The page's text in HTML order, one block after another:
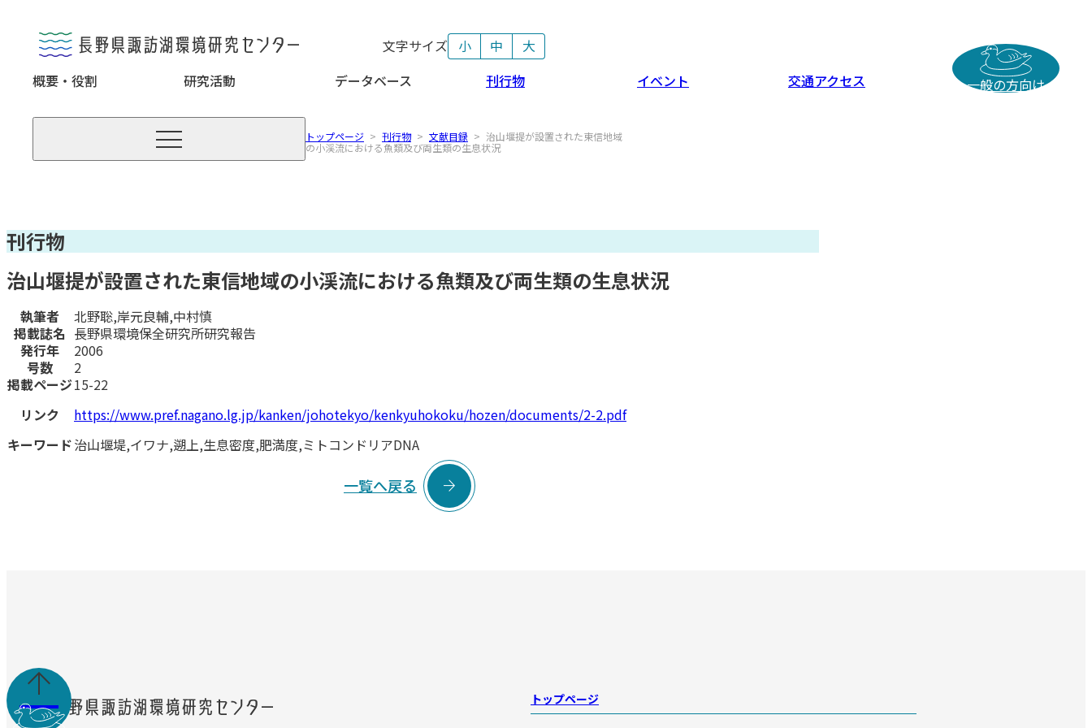
文字サイズ 小 中
大
概要・役割
研究活動 データベース 刊行物 イベント 交通アクセス 一般の方向け
 トップページ > 刊行物 > 文献目録 > 治山堰提が設置された東信地域
の小渓流における魚類及び両生類の生息状況
刊行物
治山堰提が設置された東信地域の小渓流における魚類及び両生類の生息状況
執筆者
北野聡,岸元良輔,中村慎
掲載誌名 長野県環境保全研究所研究報告
発行年
2006
号数
2
掲載ページ15-22
リンク
https://www.pref.nagano.lg.jp/kanken/johotekyo/kenkyuhokoku/hozen/documents/2-2.pdf
キーワード治山堰堤,イワナ,遡上,生息密度,肥満度,ミトコンドリアDNA
一覧へ戻る 
 トップページ